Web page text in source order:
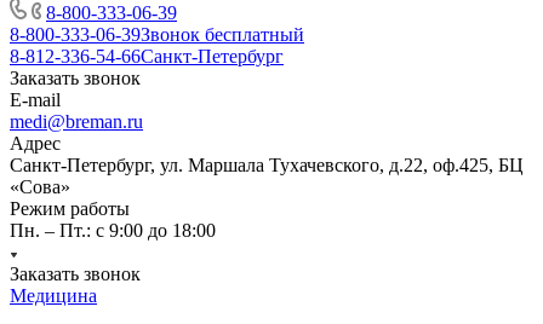
8-800-333-06-39
8-800-333-06-39Звонок бесплатный
8-812-336-54-66Санкт-Петербург
Заказать звонок
E-mail
medi@breman.ru
Адрес
Санкт-Петербург, ул. Маршала Тухачевского, д.22, оф.425, БЦ
«Сова»
Режим работы
Пн. – Пт.: с 9:00 до 18:00
Заказать звонок
Медицина